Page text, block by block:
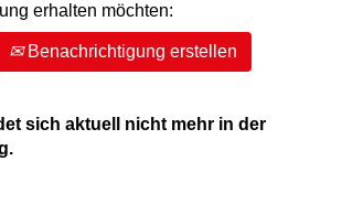
erhalten möchten:
Benachrichtigung erstellen
sich aktuell nicht mehr in der